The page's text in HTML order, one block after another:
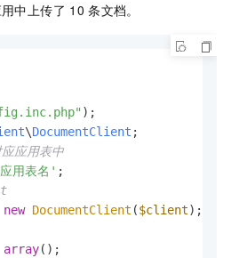
中上传了 10 条文档。
\DocumentClient
应用表中
用表名'
new DocumentClient ($client
array